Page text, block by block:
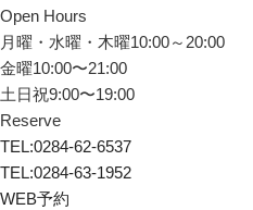
Open Hours
月曜・水曜・木曜10:00～20:00
金曜10:00〜21:00
土日祝9:00〜19:00
Reserve
TEL:0284-62-6537
TEL:0284-63-1952
WEB予約